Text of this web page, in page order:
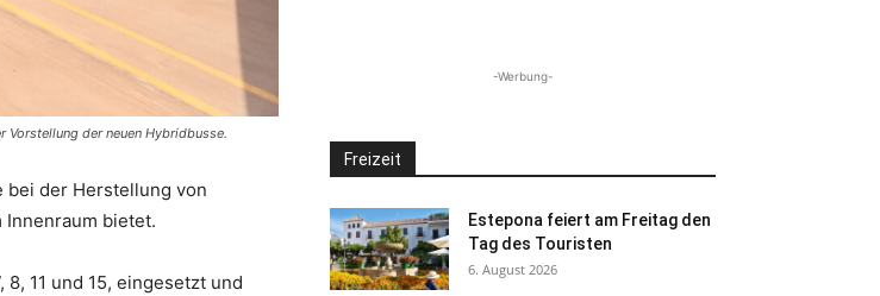
der neuen Hybridbusse.
bei der Herstellung von
Innenraum bietet.
11 und 15, eingesetzt und
-Werbung-
Freizeit
Estepona feiert am Freitag den
Tag des Touristen
6. August 2026